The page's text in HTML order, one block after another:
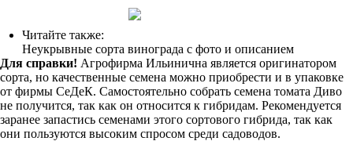
Читайте также:
Неукрывные сорта винограда с фото и описанием
Для справки! Агрофирма Ильинична является оригинатором
сорта, но качественные семена можно приобрести и в упаковке
от фирмы СеДеК. Самостоятельно собрать семена томата Диво
не получится, так как он относится к гибридам. Рекомендуется
заранее запастись семенами этого сортового гибрида, так как
они пользуются высоким спросом среди садоводов.